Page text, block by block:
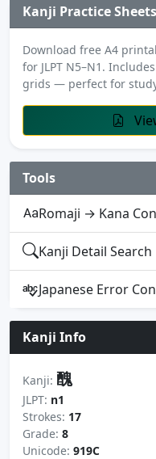
Kanji Practice
Download free A4
for JLPT N5–N1.
grids — perfect for
Tools
Romaji → Kana
Kanji Detail Search
Japanese Error
Kanji Info
Kanji: 醜
JLPT: n1
Strokes: 17
Grade: 8
Unicode: 919C